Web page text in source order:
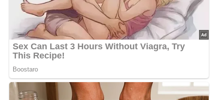
wenigen Zutaten und Schritten kannst du diesen
klassischen Likör herstellen und genießen – sei es pur, als
Zutat für Cocktails oder Desserts. Lass uns gemeinsam
diesen einfachen und köstlichen DDR-Klassiker neu
entdecken und genießen. Vergiss nicht, dieses Rezept auf